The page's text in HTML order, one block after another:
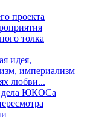
проекта
толка
идея,
империализм
любви...
дела ЮКОСа